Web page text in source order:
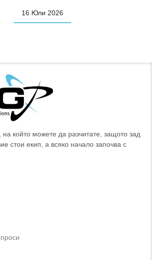
който можете да разчитате, защото зад
стои екип, а всяко начало започва с